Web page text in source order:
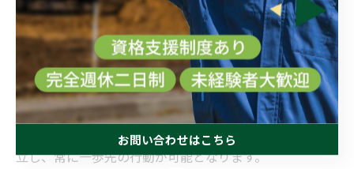
建設業界の動きを見逃さないためには、アプリの通知機
能を最大限に活用しましょう。通知設定を細かくカスタ
マイズすることで、自分に必要な最新情報のみを受け取
れます。例えば、法改正や新技術導入の速報通知をONに
すれば、現場対応や手続きの準備をスムーズに行えま
す。こうした工夫により、業務効率化とリスク回避を両
立し、常に一歩先の行動が可能となります。
お問い合わせはこちら